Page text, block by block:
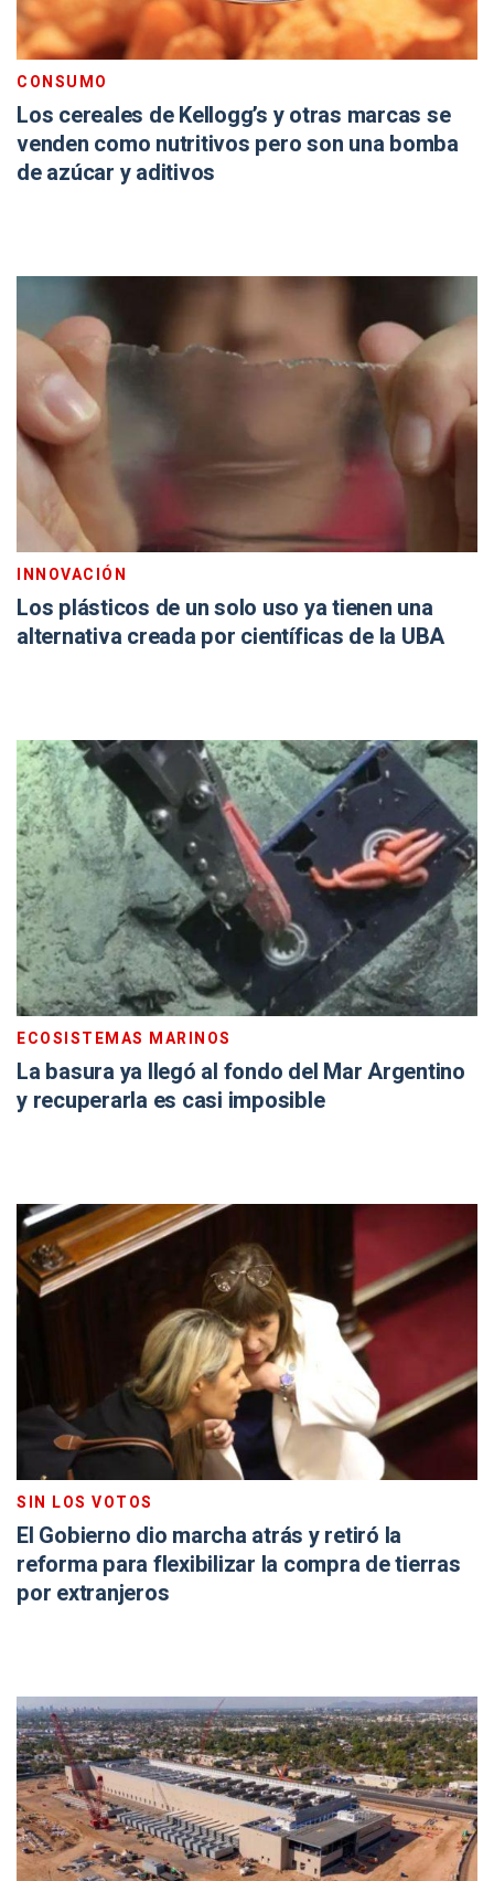
CONSUMO
Los cereales de Kellogg’s y otras marcas se
venden como nutritivos pero son una bomba
de azúcar y aditivos
INNOVACIÓN
Los plásticos de un solo uso ya tienen una
alternativa creada por científicas de la UBA
ECOSISTEMAS MARINOS
La basura ya llegó al fondo del Mar Argentino
y recuperarla es casi imposible
SIN LOS VOTOS
El Gobierno dio marcha atrás y retiró la
reforma para flexibilizar la compra de tierras
por extranjeros